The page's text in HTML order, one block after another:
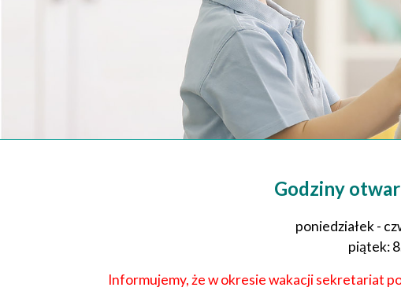
Godziny
poniedziałek -
piątek:
Informujemy, że w okresie wakacji sekretariat